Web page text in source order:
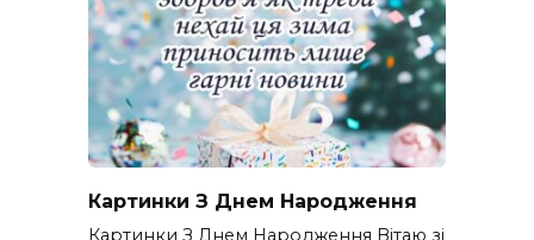
Картинки З Днем Народження
Картинки З Днем Народження Вітаю зі